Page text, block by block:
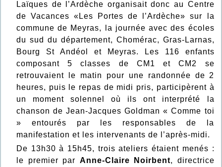
Laïques de l’Ardèche organisait donc au Centre
de Vacances «Les Portes de l’Ardèche» sur la
commune de Meyras, la journée avec des écoles
du sud du département, Chomérac, Gras-Larnas,
Bourg St Andéol et Meyras. Les 116 enfants
composant 5 classes de CM1 et CM2 se
retrouvaient le matin pour une randonnée de 2
heures, puis le repas de midi pris, participèrent à
un moment solennel où ils ont interprété la
chanson de Jean-Jacques Goldman « Comme toi
» entourés par les responsables de la
manifestation et les intervenants de l’après-midi.
De 13h30 à 15h45, trois ateliers étaient menés :
le premier par Anne-Claire Noirbent, directrice